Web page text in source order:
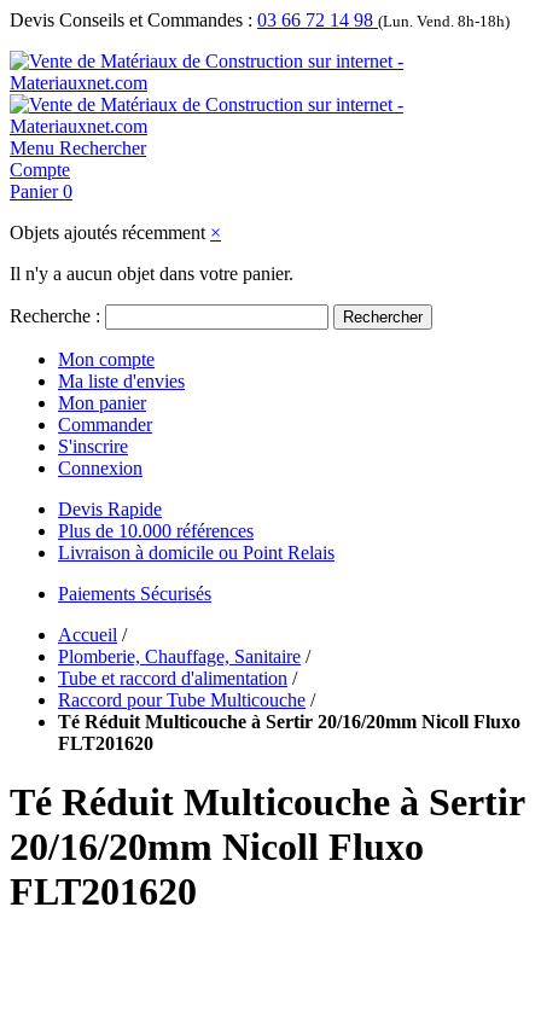
Devis Conseils et Commandes : 03 66 72 14 98 (Lun. Vend. 8h-18h)
Menu Rechercher
Compte
Panier 0
Objets ajoutés récemment ×
Il n'y a aucun objet dans votre panier.
Recherche : Rechercher
Mon compte
Ma liste d'envies
Mon panier
Commander
S'inscrire
Connexion
Devis Rapide
Plus de 10.000 références
Livraison à domicile ou Point Relais
Paiements Sécurisés
Accueil /
Plomberie, Chauffage, Sanitaire /
Tube et raccord d'alimentation /
Raccord pour Tube Multicouche /
Té Réduit Multicouche à Sertir 20/16/20mm Nicoll Fluxo
FLT201620
Té Réduit Multicouche à Sertir
20/16/20mm Nicoll Fluxo
FLT201620